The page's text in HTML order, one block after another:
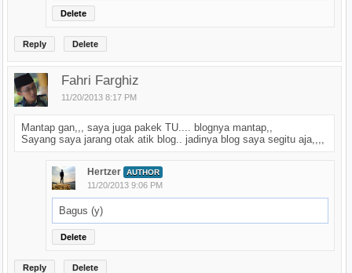
Delete
Reply Delete
Fahri Farghiz
11/20/2013 8:17 PM
Mantap gan,,, saya juga pakek TU.... blognya mantap,,
Sayang saya jarang otak atik blog.. jadinya blog saya segitu aja,,,,
Hertzer AUTHOR
11/20/2013 9:06 PM
Bagus (y)
Delete
Reply Delete